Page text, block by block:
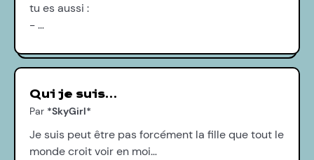
tu es aussi :
- …
Qui je suis…
Par *SkyGirl*
Je suis peut être pas forcément la fille que tout le
monde croit voir en moi…